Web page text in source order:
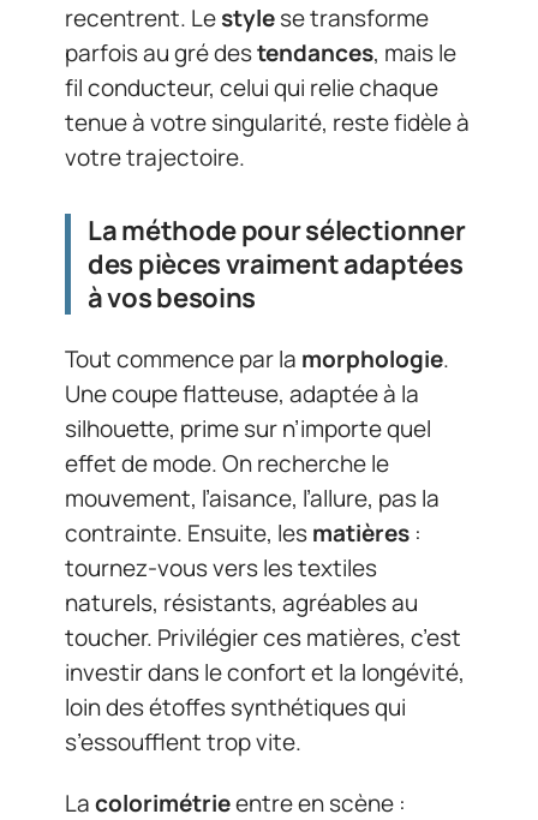
recentrent. Lestylese transforme
parfois au gré destendances, mais le
fil conducteur, celui qui relie chaque
tenue à votre singularité, reste fidèle à
votre trajectoire.
La méthode pour sélectionner
des pièces vraiment adaptées
à vos besoins
Tout commence par la morphologie.
Une coupe flatteuse, adaptée à la
silhouette, prime sur n’importe quel
effet de mode. On recherche le
mouvement, l’aisance, l’allure, pas la
contrainte. Ensuite, lesmatières :
tournez-vous vers les textiles
naturels, résistants, agréables au
toucher. Privilégier ces matières, c’est
investir dans le confort et la longévité,
loin des étoffes synthétiques qui
s’essoufflent trop vite.
Lacolorimétrieentre en scène :